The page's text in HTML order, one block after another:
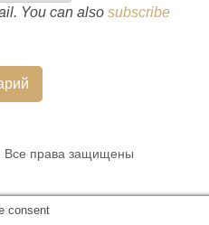
You can alsosubscribe
Все права защищены
consent